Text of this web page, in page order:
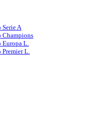
A
Champions
L.
L.